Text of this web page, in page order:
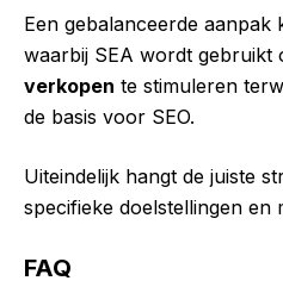
Een gebalanceerde
waarbij SEA wordt gebruikt
verkopen te stimuleren
de basis voor SEO.
Uiteindelijk hangt de juiste
specifieke doelstellingen en
FAQ